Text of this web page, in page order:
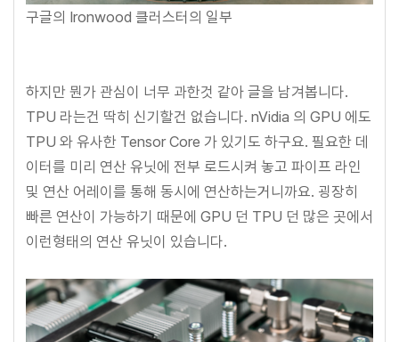
구글의 Ironwood 클러스터의 일부
하지만 뭔가 관심이 너무 과한것 같아 글을 남겨봅니다.
TPU 라는건 딱히 신기할건 없습니다. nVidia 의 GPU 에도
TPU 와 유사한 Tensor Core 가 있기도 하구요. 필요한 데
이터를 미리 연산 유닛에 전부 로드시켜 놓고 파이프 라인
및 연산 어레이를 통해 동시에 연산하는거니까요. 굉장히
빠른 연산이 가능하기 때문에 GPU 던 TPU 던 많은 곳에서
이런형태의 연산 유닛이 있습니다.